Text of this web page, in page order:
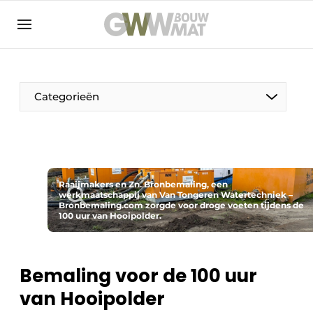
NL EN
Categorieën
De Pen
Vrouw in de bouw
Raaijmakers en Zn. Bronbemaling, een
werkmaatschappij van Van Tongeren Watertechniek –
Bronbemaling.com zorgde voor droge voeten tijdens de
100 uur van Hooipolder.
Bemaling voor de 100 uur
van Hooipolder